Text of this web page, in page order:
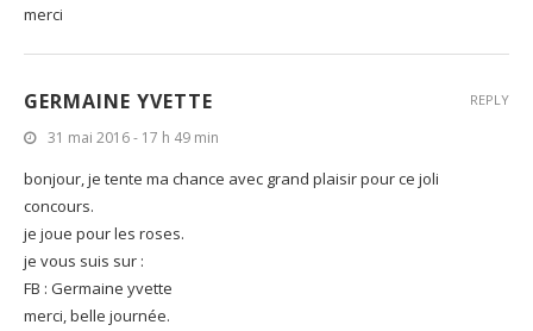
merci
GERMAINE YVETTE
31 mai 2016 - 17 h 49 min
bonjour, je tente ma chance avec grand plaisir pour ce joli
concours.
je joue pour les roses.
je vous suis sur :
FB : Germaine yvette
merci, belle journée.
REPLY